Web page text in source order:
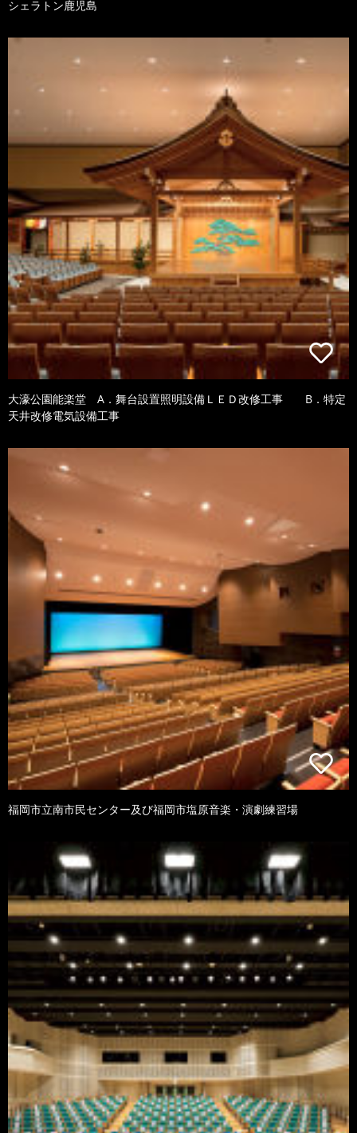
シェラトン鹿児島
大濠公園能楽堂 A．舞台設置照明設備ＬＥＤ改修工事 B．特定
天井改修電気設備工事
福岡市立南市民センター及び福岡市塩原音楽・演劇練習場